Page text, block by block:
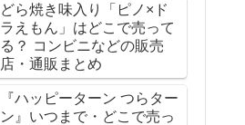
どら焼き味入り「ピノ×ド
ラえもん」はどこで売って
る？ コンビニなどの販売
店・通販まとめ
『ハッピーターン つらター
ン』いつまで・どこで売っ